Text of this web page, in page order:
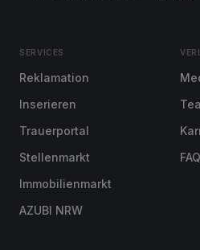
SERVICES
Reklamation
Inserieren
Trauerportal
Stellenmarkt
Immobilienmarkt
AZUBI NRW
FAQ